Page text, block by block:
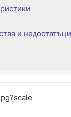
и недостатъци